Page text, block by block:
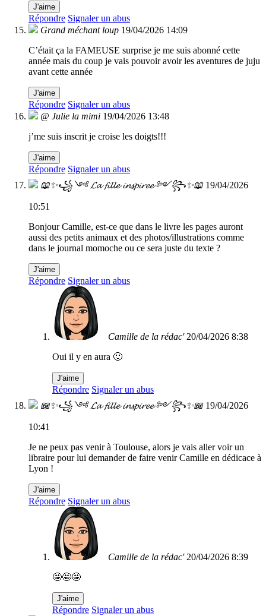
J'aime
Répondre Signaler un abus
Grand méchant loup 19/04/2026 14:09
C’était ça la FAMEUSE surprise je me suis abonné cette
année mais du coup je vais pouvoir avoir les aventures de juju
avant cette année
J'aime
Répondre Signaler un abus
@ Julie la mimi 19/04/2026 13:48
j’me suis inscrit je croise les doigts!!!
J'aime
Répondre Signaler un abus
📖✨꧁༺ 𝓛𝓪 𝓯𝓲𝓵𝓵𝓮 𝓲𝓷𝓼𝓹𝓲𝓻𝓮𝓮 ༻꧂✨📖 19/04/2026
10:51
Bonjour Camille, est-ce que dans le livre les pages auront
aussi des petits animaux et des photos/illustrations comme
dans le journal momoche ou ce sera juste du texte ?
J'aime
Répondre Signaler un abus
Camille de la rédac' 20/04/2026 8:38
Oui il y en aura 🙂
J'aime
Répondre Signaler un abus
📖✨꧁༺ 𝓛𝓪 𝓯𝓲𝓵𝓵𝓮 𝓲𝓷𝓼𝓹𝓲𝓻𝓮𝓮 ༻꧂✨📖 19/04/2026
10:41
Je ne peux pas venir à Toulouse, alors je vais aller voir un
libraire pour lui demander de faire venir Camille en dédicace à
Lyon !
J'aime
Répondre Signaler un abus
Camille de la rédac' 20/04/2026 8:39
🤩🤩🤩
J'aime
Répondre Signaler un abus